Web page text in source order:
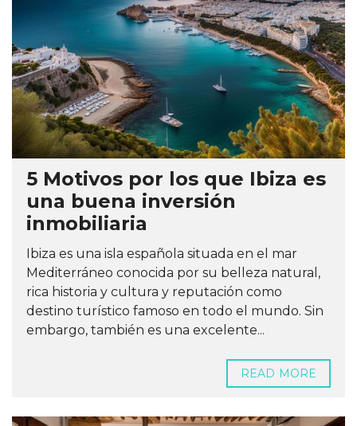
5 Motivos por los que Ibiza es
una buena inversión
inmobiliaria
Ibiza es una isla española situada en el mar
Mediterráneo conocida por su belleza natural,
rica historia y cultura y reputación como
destino turístico famoso en todo el mundo. Sin
embargo, también es una excelente...
READ MORE